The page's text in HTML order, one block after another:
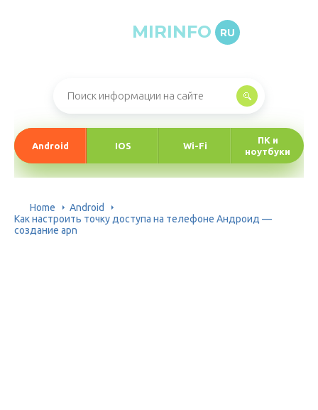
MIRINFO RU
Android IOS Wi-Fi
ПК и
ноутбуки
Home
Android
Как настроить точку доступа на телефоне Андроид —
создание apn